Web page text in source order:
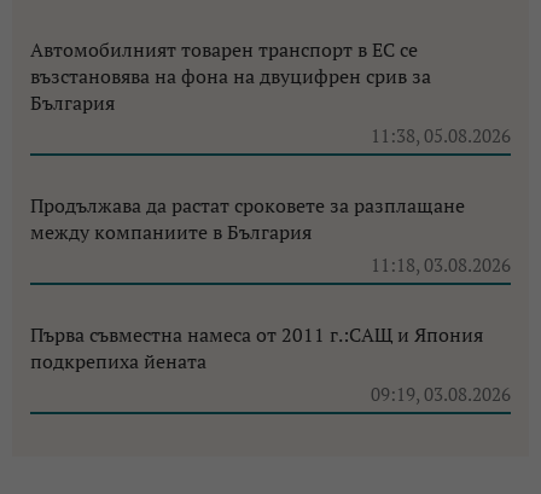
Автомобилният товарен транспорт в ЕС се
възстановява на фона на двуцифрен срив за
България
11:38, 05.08.2026
Продължава да растат сроковете за разплащане
между компаниите в България
11:18, 03.08.2026
Първа съвместна намеса от 2011 г.:САЩ и Япония
подкрепиха йената
09:19, 03.08.2026